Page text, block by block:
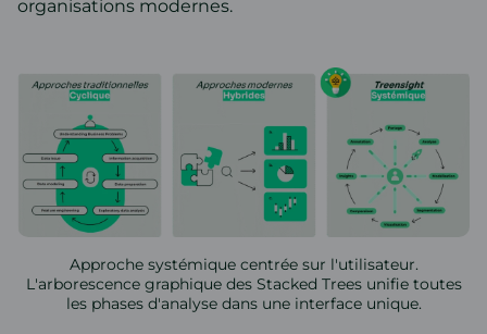
organisations modernes.
Approche systémique centrée sur l'utilisateur.
L'arborescence graphique des Stacked Trees unifie toutes
les phases d'analyse dans une interface unique.